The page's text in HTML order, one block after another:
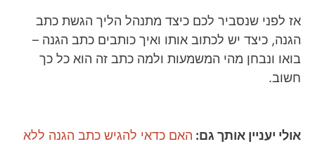
אז לפני שנסביר לכם כיצד מתנהל הליך הגשת כתב
הגנה, כיצד יש לכתוב אותו ואיך כותבים כתב הגנה –
בואו ונבחן מהי המשמעות ולמה כתב זה הוא כל כך
חשוב.
אולי יעניין אותך גם: האם כדאי להגיש כתב הגנה ללא